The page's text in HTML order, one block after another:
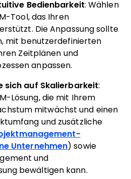
Bedienbarkeit: Wählen
Tool, das Ihren
Die Anpassung sollte
mit benutzerdefinierten
Zeitplänen und
anpassen.
sich auf Skalierbarkeit:
Lösung, die mit Ihrem
mitwächst und einen
und zusätzliche
Unternehmen) sowie
und
bewältigen kann.